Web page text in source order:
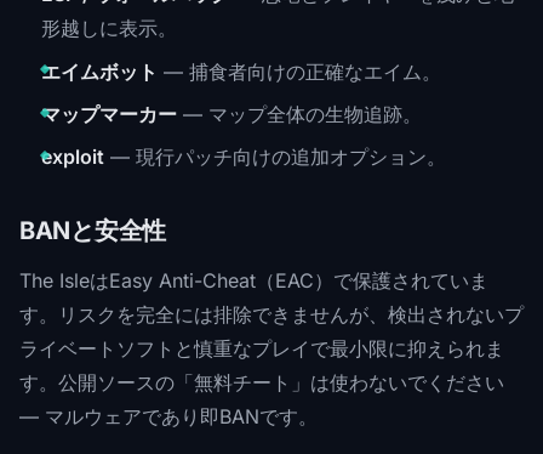
形越しに表示。
エイムボット — 捕食者向けの正確なエイム。
マップマーカー — マップ全体の生物追跡。
exploit — 現行パッチ向けの追加オプション。
BANと安全性
The IsleはEasy Anti-Cheat（EAC）で保護されていま
す。リスクを完全には排除できませんが、検出されないプ
ライベートソフトと慎重なプレイで最小限に抑えられま
す。公開ソースの「無料チート」は使わないでください
— マルウェアであり即BANです。